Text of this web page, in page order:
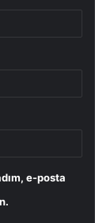
e-posta